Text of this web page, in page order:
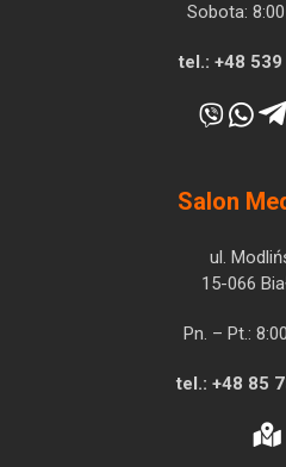
Sobota:
tel.: +48
Salon
ul.
15-066
Pn. – Pt.:
tel.: +48 85